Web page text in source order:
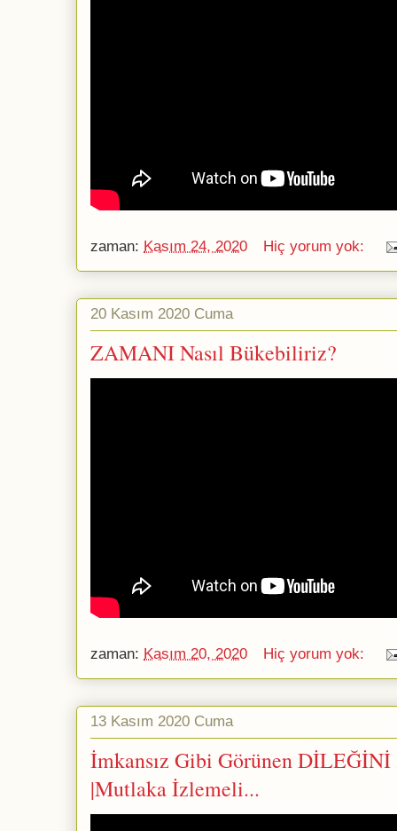
zaman: Kasım 24, 2020 Hiç yorum yok:
20 Kasım 2020 Cuma
ZAMANI Nasıl Bükebiliriz?
zaman: Kasım 20, 2020 Hiç yorum yok:
13 Kasım 2020 Cuma
İmkansız Gibi Görünen DİLEĞİNİ
|Mutlaka İzlemeli...